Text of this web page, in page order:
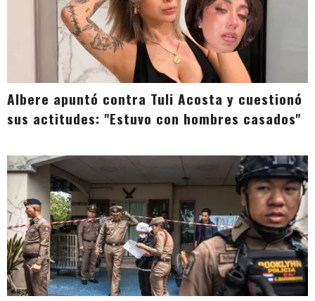
Albere apuntó contra Tuli Acosta y cuestionó
sus actitudes: "Estuvo con hombres casados"